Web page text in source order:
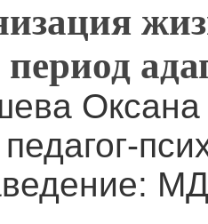
период
педагог-